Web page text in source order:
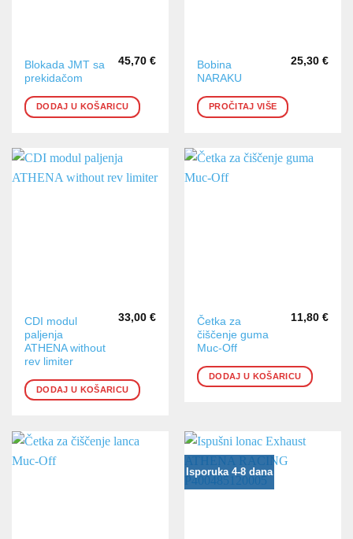
Blokada JMT sa
prekidačom
45,70 €
DODAJ U KOŠARICU
Bobina
NARAKU
25,30 €
PROČITAJ VIŠE
CDI modul
paljenja
ATHENA without
rev limiter
33,00 €
DODAJ U KOŠARICU
Četka za
čiščenje guma
Muc-Off
11,80 €
DODAJ U KOŠARICU
Isporuka 4-8 dana